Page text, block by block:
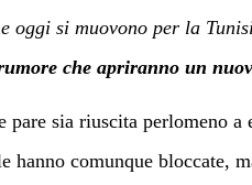
oggi si muovono per la
che apriranno un
pare sia riuscita perlomeno
hanno comunque bloccate,